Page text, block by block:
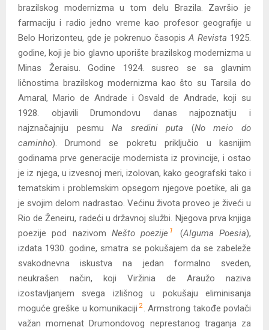
brazilskog modernizma u tom delu Brazila. Završio je
farmaciju i radio jedno vreme kao profesor geografije u
Belo Horizonteu, gde je pokrenuo časopis A Revista 1925.
godine, koji je bio glavno uporište brazilskog modernizma u
Minas Žeraisu. Godine 1924. susreo se sa glavnim
ličnostima brazilskog modernizma kao što su Tarsila do
Amaral, Mario de Andrade i Osvald de Andrade, koji su
1928. objavili Drumondovu danas najpoznatiju i
najznačajniju pesmuNa sredini puta (No meio do
caminho). Drumond se pokretu priključio u kasnijim
godinama prve generacije modernista iz provincije, i ostao
je iz njega, u izvesnoj meri, izolovan, kako geografski tako i
tematskim i problemskim opsegom njegove poetike, ali ga
je svojim delom nadrastao. Većinu života proveo je živeći u
Rio de Ženeiru, radeći u državnoj službi. Njegova prva knjiga
poezije pod nazivom Nešto poezije 1 (Alguma Poesia),
izdata 1930. godine, smatra se pokušajem da se zabeleže
svakodnevna iskustva na jedan formalno sveden,
neukrašen način, koji Viržinia de Araužo naziva
izostavljanjem svega izlišnog u pokušaju eliminisanja
moguće greške u komunikaciji 2
. Armstrong takođe povlači
važan momenat Drumondovog neprestanog traganja za